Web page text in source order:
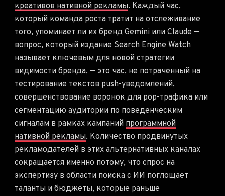
креативов нативной рекламы. Каждый час,
который команда роста тратит на отслеживание
того, упоминает ли их бренд Gemini или Claude —
вопрос, который издание Search Engine Watch
называет ключевым для новой стратегии
видимости бренда, — это час, не потраченный на
тестирование текстов push-уведомлений,
совершенствование воронок для pop-трафика или
сегментацию аудитории по поведенческим
сигналам в рамках кампаний программной
нативной рекламы. Количество продвинутых
рекламодателей в этих альтернативных каналах
сокращается именно потому, что спрос на
экспертизу в области поиска с ИИ поглощает
таланты и бюджеты, которые раньше